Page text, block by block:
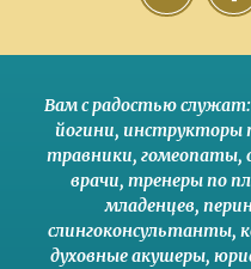
Вам с радостью служат:
йогини, инструкторы
травники, гомеопаты,
врачи, тренеры по
младенцев,
слингоконсультанты,
духовные акушеры,